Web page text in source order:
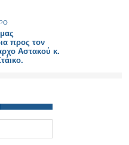
προς τον
Αστακού κ.